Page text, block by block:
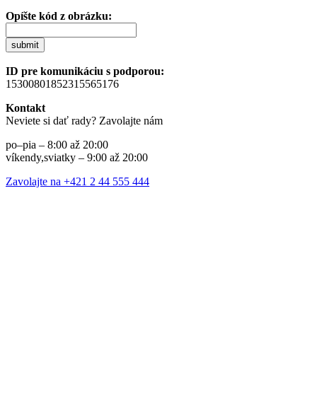
Opíšte kód z obrázku:
submit
ID pre komunikáciu s podporou:
15300801852315565176
Kontakt
Neviete si dať rady? Zavolajte nám
po–pia – 8:00 až 20:00
víkendy,sviatky – 9:00 až 20:00
Zavolajte na +421 2 44 555 444